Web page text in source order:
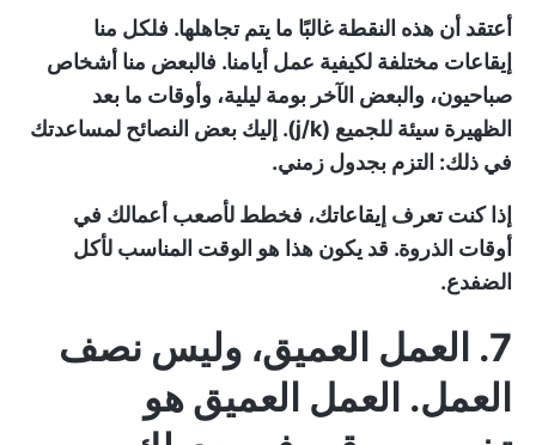
أعتقد أن هذه النقطة غالبًا ما يتم تجاهلها. فلكل منا
إيقاعات مختلفة لكيفية عمل أيامنا. فالبعض منا أشخاص
صباحيون، والبعض الآخر بومة ليلية، وأوقات ما بعد
الظهيرة سيئة للجميع (j/k). إليك بعض النصائح لمساعدتك
في ذلك: التزم بجدول زمني.
إذا كنت تعرف إيقاعاتك، فخطط لأصعب أعمالك في
أوقات الذروة. قد يكون هذا هو الوقت المناسب لأكل
الضفدع.
7. العمل العميق، وليس نصف
العمل. العمل العميق هو